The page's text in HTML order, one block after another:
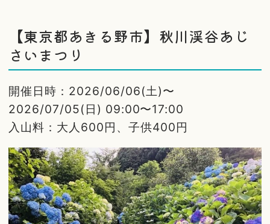
【東京都あきる野市】秋川渓谷あじ
さいまつり
開催日時：2026/06/06(土)〜
2026/07/05(日) 09:00〜17:00
入山料：大人600円、子供400円